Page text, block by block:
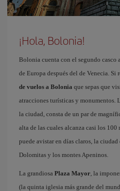
¡Hola, Bolonia!
Bolonia cuenta con el segundo casco
de Europa después del de Venecia. Si
de vuelos a Bolonia que sepas que
atracciones turísticas y monumentos.
la ciudad, consta de un par de
alta de las cuales alcanza casi los 100
puede avistar en días claros, la ciudad
Dolomitas y los montes Apeninos.
La grandiosa Plaza Mayor, la
(la quinta iglesia más grande del